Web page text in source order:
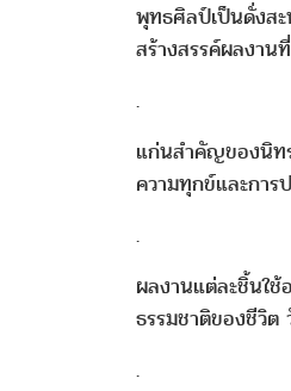
พุทธศิลป์เป็นดั่งส
สร้างสรรค์ผลงาน
.
แก่นสำคัญของนิท
ความทุกข์และกา
.
ผลงานแต่ละชิ้นใ
ธรรมชาติของชีวิต
.